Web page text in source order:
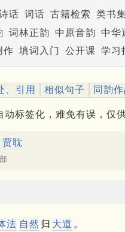
话 词话 古籍检索 类书
词林正韵 中原音韵 中华
作 填词入门 公开课 学习
、引用 相似句子 同韵作
标签化，难免有误，仅供
贾耽
法 自然 归 大道 。